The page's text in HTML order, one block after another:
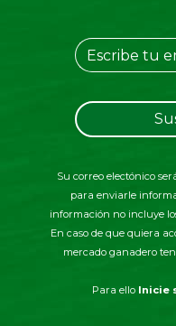
Su correo electónico
para enviarle
información no incluye
En caso de que quiera
mercado ganadero
Para ello Inicie